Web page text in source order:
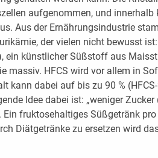
aufgenommen, und innerhalb
Aus der Ernährungsindustrie
der vielen nicht bewusst
ein künstlicher Süßstoff aus
massiv. HFCS wird vor allem in
kann dabei auf bis zu 90 %
Idee dabei ist: „weniger
Ein fruktosehaltiges Süßgetränk
Diätgetränke zu ersetzen wird